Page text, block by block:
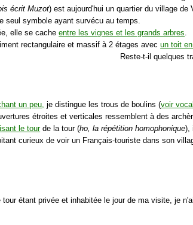
écrit Muzot) est aujourd'hui un quartier du village
seul symbole ayant survécu au temps.
elle se cacheentre les vignes et les grands arbres
rectangulaire et massif à 2 étages avecun toit
Reste-t-il quelques
un peu, je distingue les trous de boulins (voir
étroites et verticales ressemblent à des
le tourde la tour (ho, la répétition homophonique),
curieux de voir un Français-touriste dans son
tour étant privée et inhabitée le jour de ma visite, je